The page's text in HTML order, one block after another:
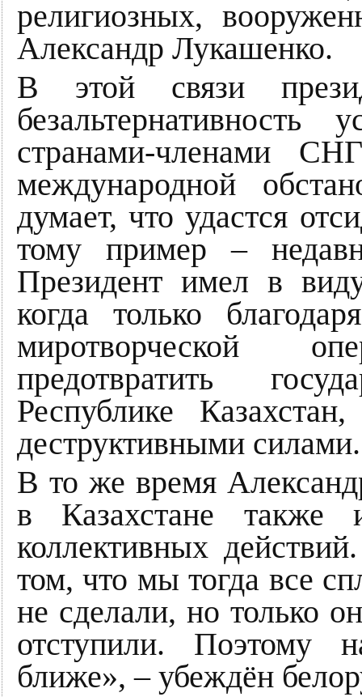
религиозных,
Александр Лукашенко.
В этой связи
странами-членами
международной
думает, что удастся
тому пример –
Президент имел в
когда только
миротворческой
предотвратить
Республике
деструктивными силами.
В то же время
в Казахстане также
коллективных
том, что мы тогда все
не сделали, но только
отступили. Поэтому
ближе», – убеждён